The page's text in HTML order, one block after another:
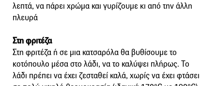
λεπτά, να πάρει χρώμα και γυρίζουμε κι από την άλλη
πλευρά
Στη φριτέζα
Στη φριτέζα ή σε μια κατσαρόλα θα βυθίσουμε το
κοτόπουλο μέσα στο λάδι, να το καλύψει πλήρως. Το
λάδι πρέπει να έχει ζεσταθεί καλά, χωρίς να έχει φτάσει